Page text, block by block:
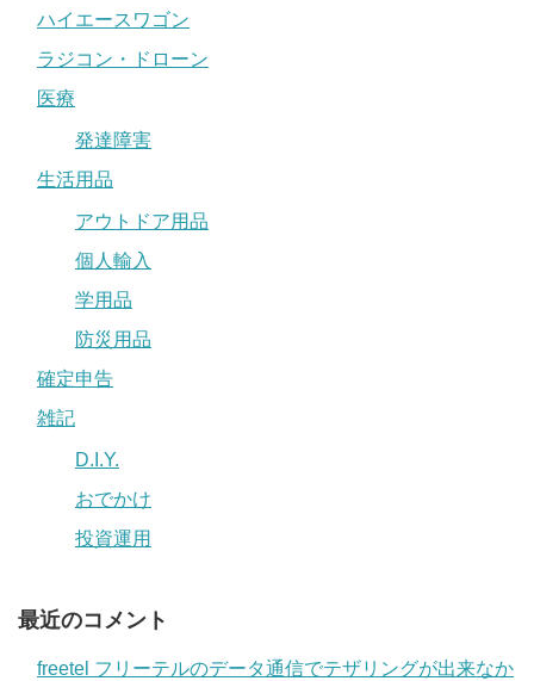
ハイエースワゴン
ラジコン・ドローン
医療
発達障害
生活用品
アウトドア用品
個人輸入
学用品
防災用品
確定申告
雑記
D.I.Y.
おでかけ
投資運用
最近のコメント
freetel フリーテルのデータ通信でテザリングが出来なか